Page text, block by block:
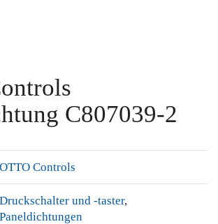
C807039-2
OTTO Controls
Druckschalter und -taster,
Paneldichtungen